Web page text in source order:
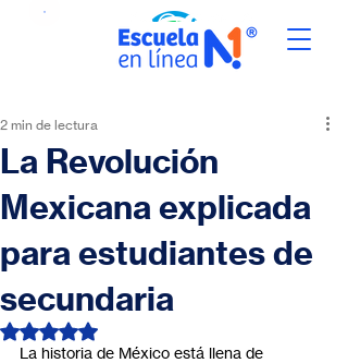
La Revolución
Mexicana explicada
para estudiantes de
secundaria
2 min de lectura
Obtuvo NaN de 5 estrellas.
La historia de México está llena de